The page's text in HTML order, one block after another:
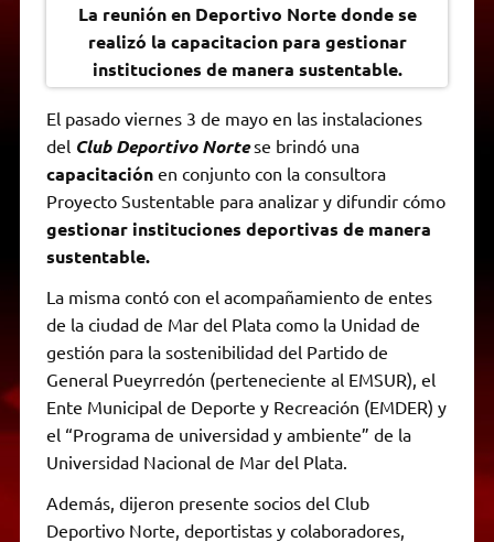
La reunión en Deportivo Norte donde se
realizó la capacitacion para gestionar
instituciones de manera sustentable.
El pasado viernes 3 de mayo en las instalaciones
del Club Deportivo Nortese brindó una
capacitaciónen conjunto con la consultora
Proyecto Sustentable para analizar y difundir cómo
gestionar instituciones deportivas de manera
sustentable.
La misma contó con el acompañamiento de entes
de la ciudad de Mar del Plata como la Unidad de
gestión para la sostenibilidad del Partido de
General Pueyrredón (perteneciente al EMSUR), el
Ente Municipal de Deporte y Recreación (EMDER) y
el “Programa de universidad y ambiente” de la
Universidad Nacional de Mar del Plata.
Además, dijeron presente socios del Club
Deportivo Norte, deportistas y colaboradores,